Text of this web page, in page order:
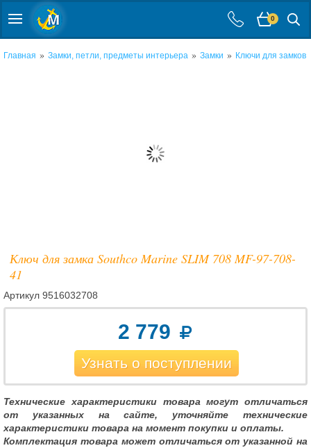
0
Главная » Замки, петли, предметы интерьера » Замки » Ключи для замков
Ключ для замка Southco Marine SLIM 708 MF-97-708-
41
Артикул 9516032708
2 779
Узнать о поступлении
Технические характеристики товара могут отличаться
от указанных на сайте, уточняйте технические
характеристики товара на момент покупки и оплаты.
Комплектация товара может отличаться от указанной на